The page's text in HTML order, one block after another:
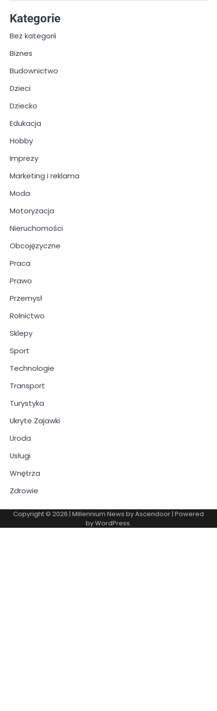
Kategorie
Bez kategorii
Biznes
Budownictwo
Dzieci
Dziecko
Edukacja
Hobby
Imprezy
Marketing i reklama
Moda
Motoryzacja
Nieruchomości
Obcojęzyczne
Praca
Prawo
Przemysł
Rolnictwo
Sklepy
Sport
Technologie
Transport
Turystyka
Ukryte Zajawki
Uroda
Usługi
Wnętrza
Zdrowie
Copyright © 2026 | Millennium News byAscendoor| Powered
byWordPress.